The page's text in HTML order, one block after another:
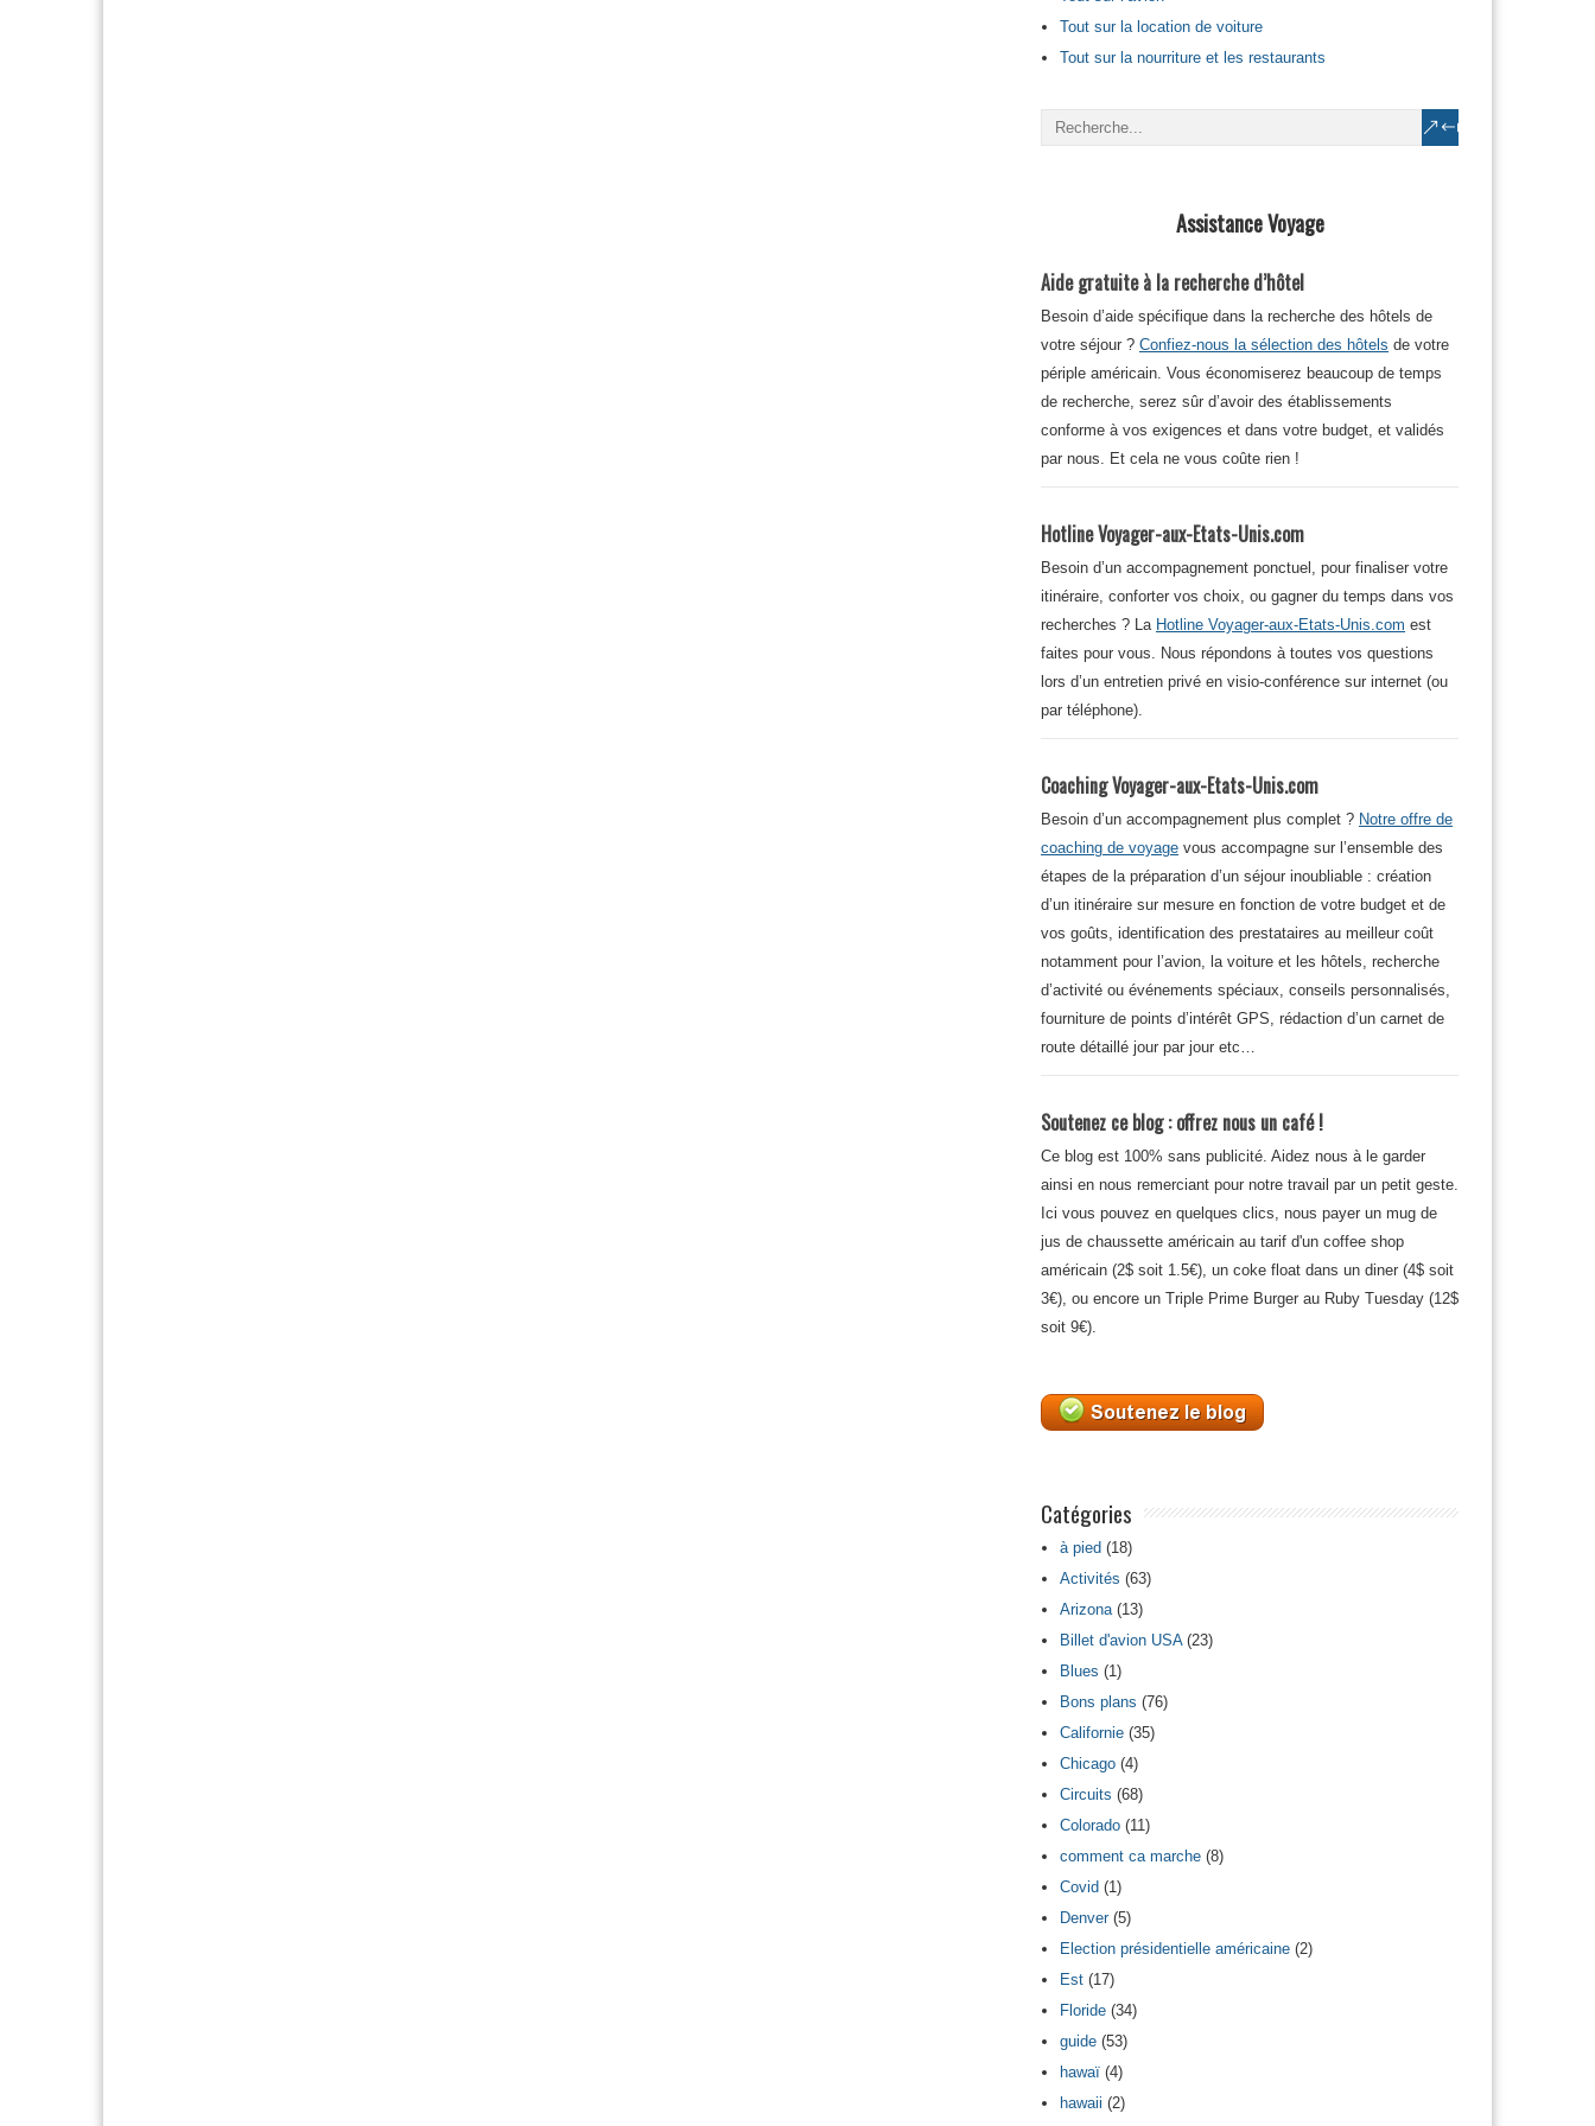
Tout sur la location de voiture
Tout sur la nourriture et les restaurants
Assistance Voyage
Aide gratuite à la recherche d’hôtel
Besoin d’aide spécifique dans la recherche des hôtels de
votre séjour ? Confiez-nous la sélection des hôtels de votre
périple américain. Vous économiserez beaucoup de temps
de recherche, serez sûr d’avoir des établissements
conforme à vos exigences et dans votre budget, et validés
par nous. Et cela ne vous coûte rien !
Hotline Voyager-aux-Etats-Unis.com
Besoin d’un accompagnement ponctuel, pour finaliser votre
itinéraire, conforter vos choix, ou gagner du temps dans vos
recherches ? La Hotline Voyager-aux-Etats-Unis.com est
faites pour vous. Nous répondons à toutes vos questions
lors d’un entretien privé en visio-conférence sur internet (ou
par téléphone).
Coaching Voyager-aux-Etats-Unis.com
Besoin d’un accompagnement plus complet ? Notre offre de
coaching de voyage vous accompagne sur l’ensemble des
étapes de la préparation d’un séjour inoubliable : création
d’un itinéraire sur mesure en fonction de votre budget et de
vos goûts, identification des prestataires au meilleur coût
notamment pour l’avion, la voiture et les hôtels, recherche
d’activité ou événements spéciaux, conseils personnalisés,
fourniture de points d’intérêt GPS, rédaction d’un carnet de
route détaillé jour par jour etc…
Soutenez ce blog : offrez nous un café !
Ce blog est 100% sans publicité. Aidez nous à le garder
ainsi en nous remerciant pour notre travail par un petit geste.
Ici vous pouvez en quelques clics, nous payer un mug de
jus de chaussette américain au tarif d'un coffee shop
américain (2$ soit 1.5€), un coke float dans un diner (4$ soit
3€), ou encore un Triple Prime Burger au Ruby Tuesday (12$
soit 9€).
Catégories
à pied (18)
Activités (63)
Arizona(13)
Billet d'avion USA(23)
Blues (1)
Bons plans (76)
Californie (35)
Chicago (4)
Circuits (68)
Colorado (11)
comment ca marche (8)
Covid (1)
Denver(5)
Election présidentielle américaine (2)
Est (17)
Floride (34)
guide (53)
hawaï (4)
hawaii (2)